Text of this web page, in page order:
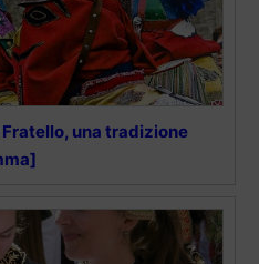
Fratello, una tradizione